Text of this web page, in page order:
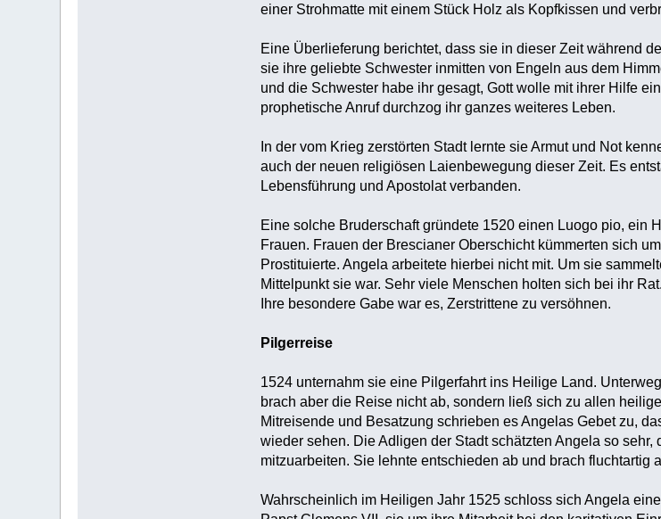
einer Strohmatte mit einem Stück Holz als Kopfkissen und
Eine Überlieferung berichtet, dass sie in dieser Zeit während
sie ihre geliebte Schwester inmitten von Engeln aus dem
und die Schwester habe ihr gesagt, Gott wolle mit ihrer Hilfe
prophetische Anruf durchzog ihr ganzes weiteres Leben.
In der vom Krieg zerstörten Stadt lernte sie Armut und Not
auch der neuen religiösen Laienbewegung dieser Zeit. Es
Lebensführung und Apostolat verbanden.
Eine solche Bruderschaft gründete 1520 einen Luogo pio, ein
Frauen. Frauen der Brescianer Oberschicht kümmerten sich
Prostituierte. Angela arbeitete hierbei nicht mit. Um sie
Mittelpunkt sie war. Sehr viele Menschen holten sich bei ihr
Ihre besondere Gabe war es, Zerstrittene zu versöhnen.
Pilgerreise
1524 unternahm sie eine Pilgerfahrt ins Heilige Land.
brach aber die Reise nicht ab, sondern ließ sich zu allen
Mitreisende und Besatzung schrieben es Angelas Gebet zu,
wieder sehen. Die Adligen der Stadt schätzten Angela so
mitzuarbeiten. Sie lehnte entschieden ab und brach fluchtartig
Wahrscheinlich im Heiligen Jahr 1525 schloss sich Angela